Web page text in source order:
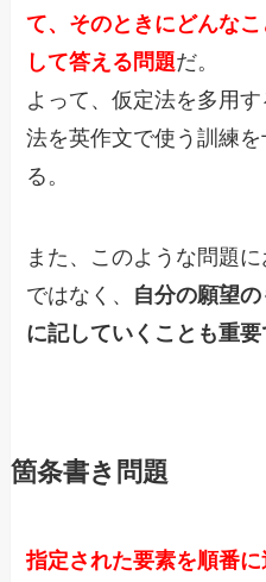
て、そのときにどんな
して答える問題だ。
よって、仮定法を多用
法を英作文で使う訓練
る。
また、このような問題
ではなく、 自分の願望
に記していくことも重要
箇条書き問題
指定された要素を順番